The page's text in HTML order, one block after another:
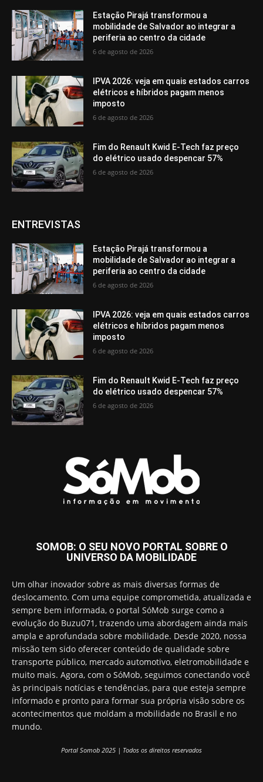
Estação Pirajá transformou a
mobilidade de Salvador ao integrar a
periferia ao centro da cidade
6 de agosto de 2026
IPVA 2026: veja em quais estados carros
elétricos e híbridos pagam menos
imposto
6 de agosto de 2026
Fim do Renault Kwid E-Tech faz preço
do elétrico usado despencar 57%
6 de agosto de 2026
ENTREVISTAS
Estação Pirajá transformou a
mobilidade de Salvador ao integrar a
periferia ao centro da cidade
6 de agosto de 2026
IPVA 2026: veja em quais estados carros
elétricos e híbridos pagam menos
imposto
6 de agosto de 2026
Fim do Renault Kwid E-Tech faz preço
do elétrico usado despencar 57%
6 de agosto de 2026
SOMOB: O SEU NOVO PORTAL SOBRE O
UNIVERSO DA MOBILIDADE
Um olhar inovador sobre as mais diversas formas de
deslocamento. Com uma equipe comprometida, atualizada e
sempre bem informada, o portal SóMob surge como a
evolução do Buzu071, trazendo uma abordagem ainda mais
ampla e aprofundada sobre mobilidade. Desde 2020, nossa
missão tem sido oferecer conteúdo de qualidade sobre
transporte público, mercado automotivo, eletromobilidade e
muito mais. Agora, com o SóMob, seguimos conectando você
às principais notícias e tendências, para que esteja sempre
informado e pronto para formar sua própria visão sobre os
acontecimentos que moldam a mobilidade no Brasil e no
mundo.
Portal Somob 2025 | Todos os direitos reservados